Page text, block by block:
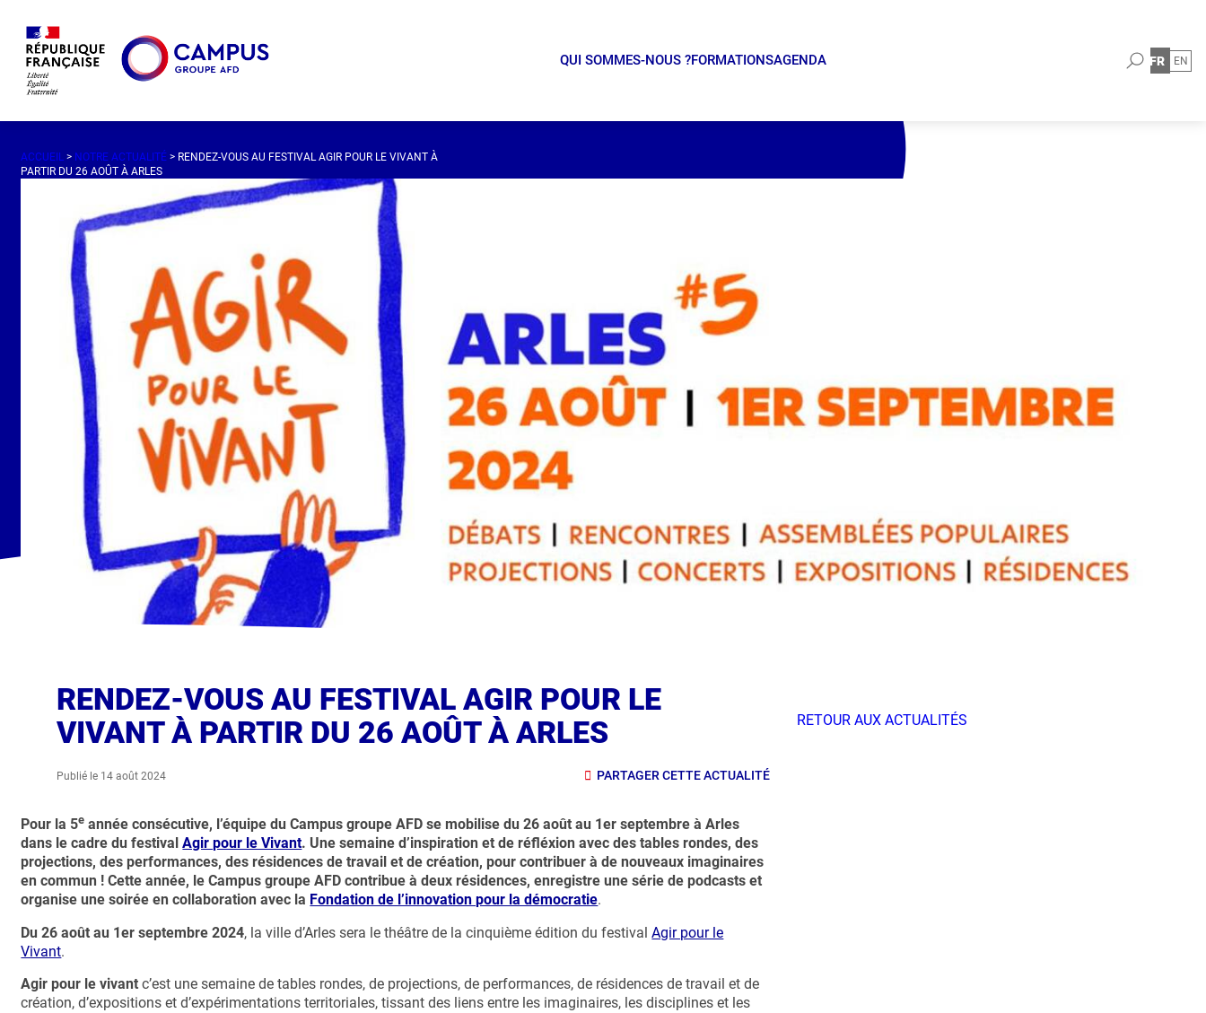
QUI SOMMES-NOUS ?FORMATIONSAGENDA Rechercher
FR EN
ACCUEIL > NOTRE ACTUALITÉ > RENDEZ-VOUS AU FESTIVAL AGIR POUR LE VIVANT À
PARTIR DU 26 AOÛT À ARLES
RENDEZ-VOUS AU FESTIVAL AGIR POUR LE
VIVANT À PARTIR DU 26 AOÛT À ARLES
Publié le 14 août 2024 PARTAGER CETTE ACTUALITÉ
Pour la 5e année consécutive, l’équipe du Campus groupe AFD se mobilise du 26 août au 1er septembre à Arles
dans le cadre du festivalAgir pour le Vivant. Une semaine d’inspiration et de réfléxion avec des tables rondes, des
projections, des performances, des résidences de travail et de création, pour contribuer à de nouveaux imaginaires
en commun ! Cette année, le Campus groupe AFD contribue à deux résidences, enregistre une série de podcasts et
organise une soirée en collaboration avec la Fondation de l’innovation pour la démocratie.
Du 26 août au 1er septembre 2024, la ville d’Arles sera le théâtre de la cinquième édition du festivalAgir pour le
Vivant.
Agir pour le vivant c’est une semaine de tables rondes, de projections, de performances, de résidences de travail et de
création, d’expositions et d’expérimentations territoriales, tissant des liens entre les imaginaires, les disciplines et les
RETOUR AUX ACTUALITÉS